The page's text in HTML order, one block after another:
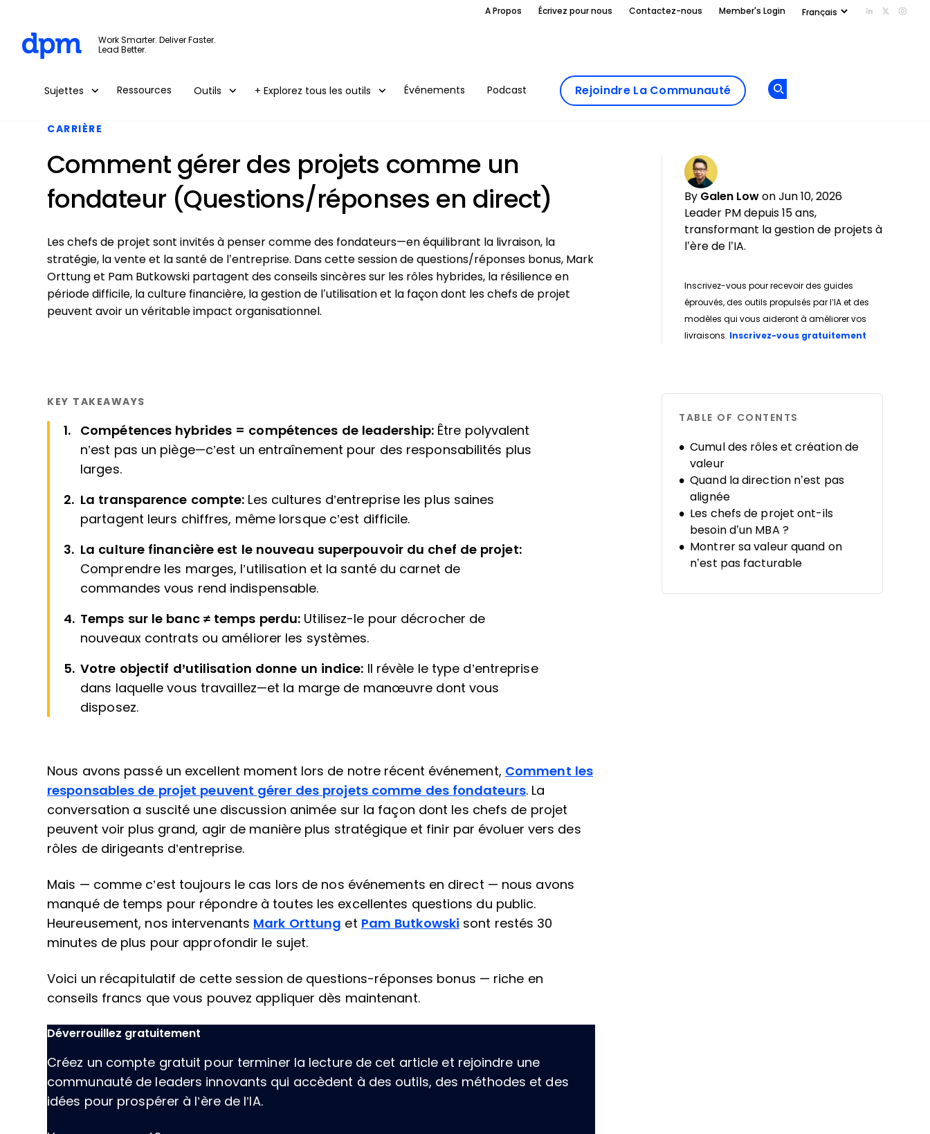
Skip to main content
A Propos Écrivez pour nous Contactez-nous Member's Login Add us on
Follow
Work Smarter. Deliver Faster.
Lead Better.
Sujettes Ressources Outils + Explorez tous les outils Événements Podcast Rejoindre La Communauté
CARRIÈRE
Comment gérer des projets comme un
fondateur (Questions/réponses en direct)
By Galen Low on Jun 10, 2026
Leader PM depuis 15 ans,
transformant la gestion de projets à
l’ère de l’IA.
Inscrivez-vous pour recevoir des guides
éprouvés, des outils propulsés par l’IA et des
modèles qui vous aideront à améliorer vos
livraisons. Inscrivez-vous gratuitement
Les chefs de projet sont invités à penser comme des fondateurs—en équilibrant la livraison, la
stratégie, la vente et la santé de l’entreprise. Dans cette session de questions/réponses bonus, Mark
Orttung et Pam Butkowski partagent des conseils sincères sur les rôles hybrides, la résilience en
période difficile, la culture financière, la gestion de l’utilisation et la façon dont les chefs de projet
peuvent avoir un véritable impact organisationnel.
KEY TAKEAWAYS
Compétences hybrides = compétences de leadership: Être polyvalent
n’est pas un piège—c’est un entraînement pour des responsabilités plus
larges.
La transparence compte: Les cultures d’entreprise les plus saines
partagent leurs chiffres, même lorsque c’est difficile.
La culture financière est le nouveau superpouvoir du chef de projet:
Comprendre les marges, l’utilisation et la santé du carnet de
commandes vous rend indispensable.
Temps sur le banc ≠ temps perdu: Utilisez-le pour décrocher de
nouveaux contrats ou améliorer les systèmes.
Votre objectif d’utilisation donne un indice:
Il révèle le type d’entreprise
dans laquelle vous travaillez—et la marge de manœuvre dont vous
disposez.
Nous avons passé un excellent moment lors de notre récent événement, Comment les
responsables de projet peuvent gérer des projets comme des fondateurs. La
conversation a suscité une discussion animée sur la façon dont les chefs de projet
peuvent voir plus grand, agir de manière plus stratégique et finir par évoluer vers des
rôles de dirigeants d’entreprise.
Mais — comme c’est toujours le cas lors de nos événements en direct — nous avons
manqué de temps pour répondre à toutes les excellentes questions du public.
Heureusement, nos intervenants Mark Orttung et Pam Butkowski sont restés 30
minutes de plus pour approfondir le sujet.
Voici un récapitulatif de cette session de questions-réponses bonus — riche en
conseils francs que vous pouvez appliquer dès maintenant.
Déverrouillez gratuitement
Créez un compte gratuit pour terminer la lecture de cet article et rejoindre une
communauté de leaders innovants qui accèdent à des outils, des méthodes et des
idées pour prospérer à l’ère de l’IA.
TABLE OF CONTENTS
Cumul des rôles et création de
valeur
Quand la direction n’est pas
alignée
Les chefs de projet ont-ils
besoin d’un MBA ?
Montrer sa valeur quand on
n’est pas facturable
chefs de projet senior